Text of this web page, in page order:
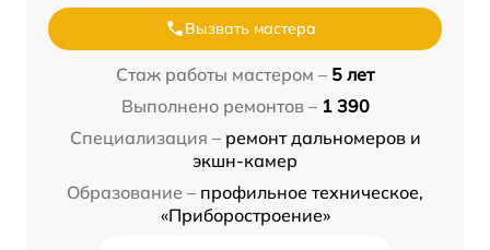
Вызвать мастера
Стаж работы мастером – 5 лет
Выполнено ремонтов – 1 390
Специализация – ремонт дальномеров и
экшн-камер
Образование – профильное техническое,
«Приборостроение»